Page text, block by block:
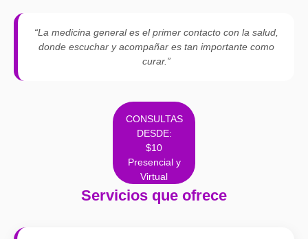
“La medicina general es el primer contacto con la salud,
donde escuchar y acompañar es tan importante como
curar.”
CONSULTAS
DESDE:
$10
Presencial y
Virtual
Servicios que ofrece